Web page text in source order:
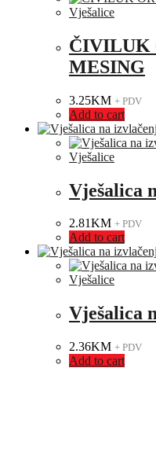
Vješalice
ČIVILUK
MESING
3.25KM + PDV
Add to cart
Vješalice
Vješalica
2.81KM + PDV
Add to cart
Vješalice
Vješalica
2.36KM + PDV
Add to cart